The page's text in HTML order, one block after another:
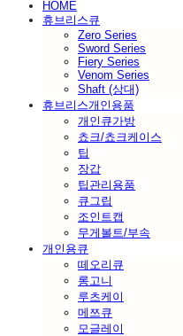
HOME
휴브리스큐
Zero Series
Sword Series
Fiery Series
Venom Series
Shaft (상대)
휴브리스개인용품
개인큐가방
쵸크/쵸크케이스
팁
장갑
팁관리용품
큐그립
조인트캡
무게볼트/부속
개인용큐
떼오리큐
롱고니
루츠케이
메쯔큐
모글레이